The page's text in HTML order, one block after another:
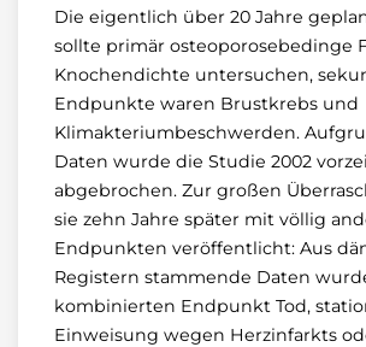
Die eigentlich über 20 Jahre
sollte primär osteoporosebedinge
Knochendichte untersuchen,
Endpunkte waren Brustkrebs und
Klimakteriumbeschwerden.
Daten wurde die Studie 2002
abgebrochen. Zur großen
sie zehn Jahre später mit völlig
Endpunkten veröffentlicht: Aus
Registern stammende Daten
kombinierten Endpunkt Tod,
Einweisung wegen Herzinfarkts